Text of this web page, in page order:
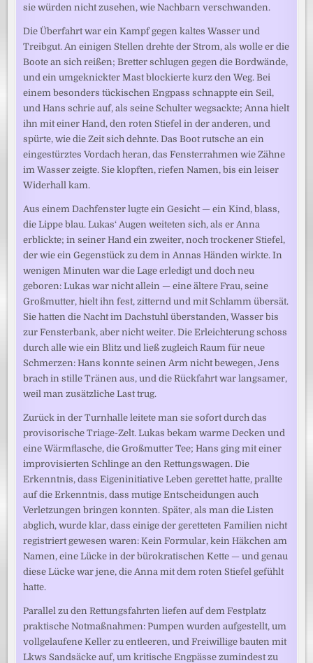
sie würden nicht zusehen, wie Nachbarn verschwanden.
Die Überfahrt war ein Kampf gegen kaltes Wasser und
Treibgut. An einigen Stellen drehte der Strom, als wolle er die
Boote an sich reißen; Bretter schlugen gegen die Bordwände,
und ein umgeknickter Mast blockierte kurz den Weg. Bei
einem besonders tückischen Engpass schnappte ein Seil,
und Hans schrie auf, als seine Schulter wegsackte; Anna hielt
ihn mit einer Hand, den roten Stiefel in der anderen, und
spürte, wie die Zeit sich dehnte. Das Boot rutsche an ein
eingestürztes Vordach heran, das Fensterrahmen wie Zähne
im Wasser zeigte. Sie klopften, riefen Namen, bis ein leiser
Widerhall kam.
Aus einem Dachfenster lugte ein Gesicht — ein Kind, blass,
die Lippe blau. Lukas‘ Augen weiteten sich, als er Anna
erblickte; in seiner Hand ein zweiter, noch trockener Stiefel,
der wie ein Gegenstück zu dem in Annas Händen wirkte. In
wenigen Minuten war die Lage erledigt und doch neu
geboren: Lukas war nicht allein — eine ältere Frau, seine
Großmutter, hielt ihn fest, zitternd und mit Schlamm übersät.
Sie hatten die Nacht im Dachstuhl überstanden, Wasser bis
zur Fensterbank, aber nicht weiter. Die Erleichterung schoss
durch alle wie ein Blitz und ließ zugleich Raum für neue
Schmerzen: Hans konnte seinen Arm nicht bewegen, Jens
brach in stille Tränen aus, und die Rückfahrt war langsamer,
weil man zusätzliche Last trug.
Zurück in der Turnhalle leitete man sie sofort durch das
provisorische Triage-Zelt. Lukas bekam warme Decken und
eine Wärmflasche, die Großmutter Tee; Hans ging mit einer
improvisierten Schlinge an den Rettungswagen. Die
Erkenntnis, dass Eigeninitiative Leben gerettet hatte, prallte
auf die Erkenntnis, dass mutige Entscheidungen auch
Verletzungen bringen konnten. Später, als man die Listen
abglich, wurde klar, dass einige der geretteten Familien nicht
registriert gewesen waren: Kein Formular, kein Häkchen am
Namen, eine Lücke in der bürokratischen Kette — und genau
diese Lücke war jene, die Anna mit dem roten Stiefel gefühlt
hatte.
Parallel zu den Rettungsfahrten liefen auf dem Festplatz
praktische Notmaßnahmen: Pumpen wurden aufgestellt, um
vollgelaufene Keller zu entleeren, und Freiwillige bauten mit
Lkws Sandsäcke auf, um kritische Engpässe zumindest zu